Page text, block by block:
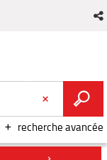
recherche avancée